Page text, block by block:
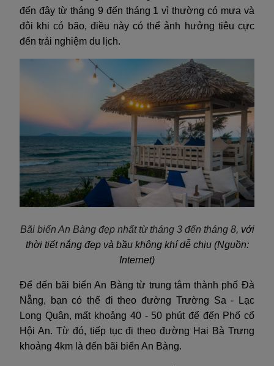
đến đây từ tháng 9 đến tháng 1 vì thường có mưa và
đôi khi có bão, điều này có thể ảnh hưởng tiêu cực
đến trải nghiệm du lịch.
Bãi biển An Bàng đẹp nhất từ tháng 3 đến tháng 8, với
thời tiết nắng đẹp và bầu không khí dễ chịu (Nguồn:
Internet)
Để đến bãi biển An Bàng từ trung tâm thành phố Đà
Nẵng, bạn có thể đi theo đường Trường Sa - Lạc
Long Quân, mất khoảng 40 - 50 phút để đến Phố cổ
Hội An. Từ đó, tiếp tục đi theo đường Hai Bà Trưng
khoảng 4km là đến bãi biển An Bàng.